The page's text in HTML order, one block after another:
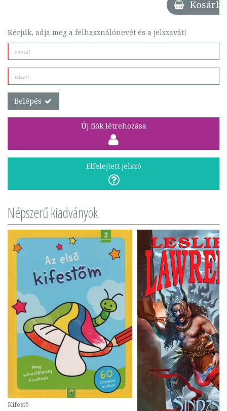
Kosárba
Kérjük, adja meg a felhasználónevét és a jelszavát!
Belépés
Új fiók létrehozása
Elfelejtett jelszó
Népszerű kiadványok
Kifestő